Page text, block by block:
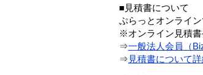
■見積書について
ぷらっとオンライ
※オンライン見積書
⇒一般法人会員（
⇒ 見積書について